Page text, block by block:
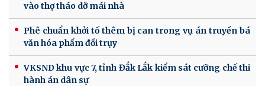
vào thợ tháo dỡ mái nhà
Phê chuẩn khởi tố thêm bị can trong vụ án truyền bá
văn hóa phẩm đồi trụy
VKSND khu vực 7, tỉnh Đắk Lắk kiểm sát cưỡng chế thi
hành án dân sự